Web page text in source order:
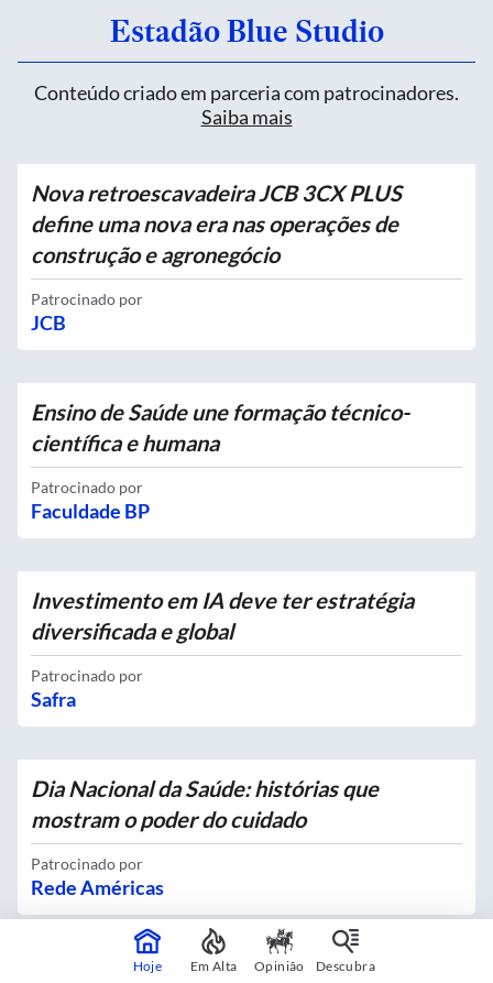
Estadão Blue Studio
Conteúdo criado em parceria com patrocinadores.
Saiba mais
Nova retroescavadeira JCB 3CX PLUS
define uma nova era nas operações de
construção e agronegócio
Patrocinado por
JCB
Ensino de Saúde une formação técnico-
científica e humana
Patrocinado por
Faculdade BP
Investimento em IA deve ter estratégia
diversificada e global
Patrocinado por
Safra
Dia Nacional da Saúde: histórias que
mostram o poder do cuidado
Patrocinado por
Rede Américas
Hoje Em Alta Opinião Descubra